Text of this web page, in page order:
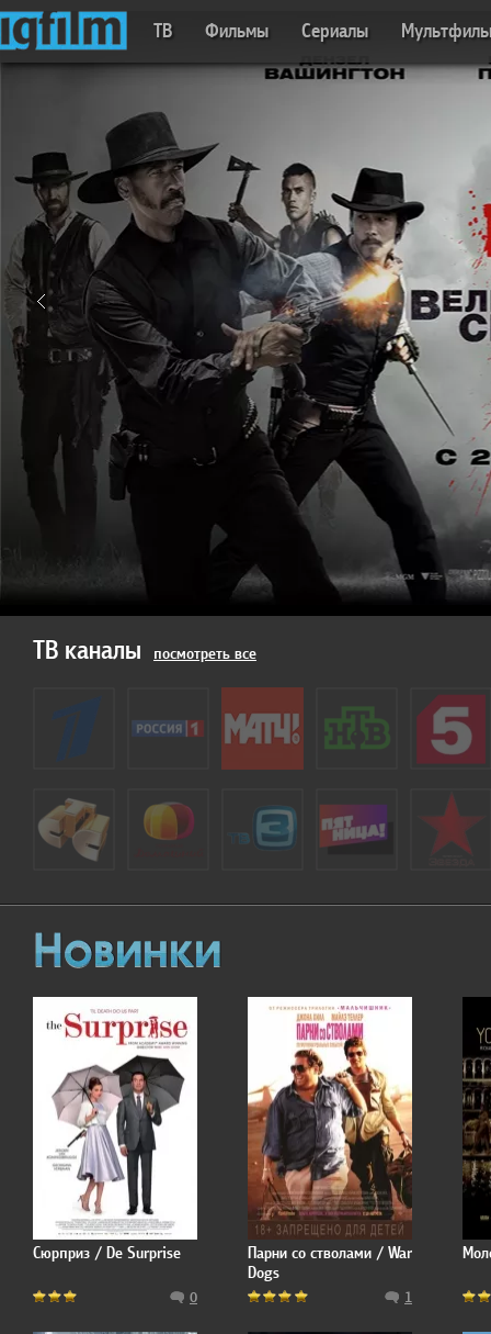
ТВ Фильмы Сериалы
ТВ каналы посмотреть все
Сюрприз / De Surprise
0
Парни со стволами / War
Dogs
1